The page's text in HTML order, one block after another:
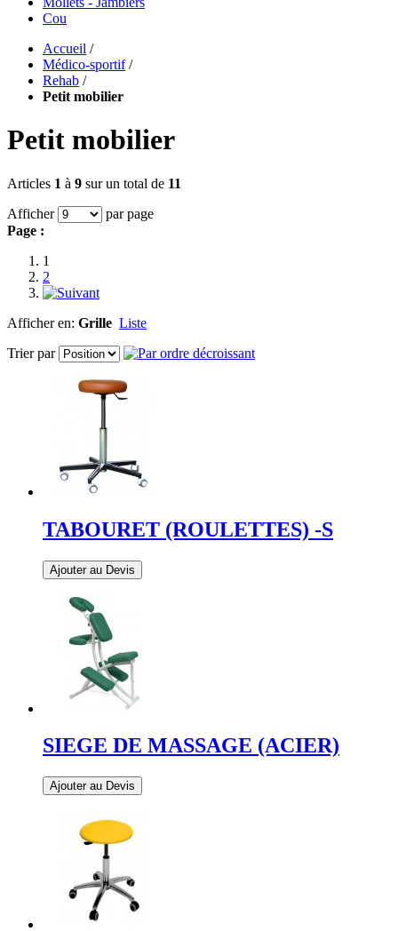
Cou
Accueil /
Médico-sportif /
Rehab /
Petit mobilier
Petit mobilier
Articles 1 à 9 sur un total de 11
Afficher
par page
Page :
1
2
Afficher en: Grille Liste
Trier par
TABOURET (ROULETTES) -S
Ajouter au Devis
SIEGE DE MASSAGE (ACIER)
Ajouter au Devis